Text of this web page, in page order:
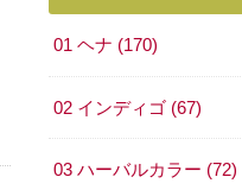
01 ヘナ (170)
02 インディゴ (67)
03 ハーバルカラー (72)